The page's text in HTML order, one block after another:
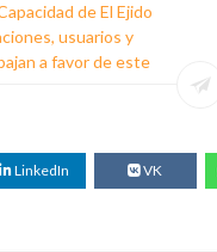
de El Ejido
usuarios y
a favor de este
LinkedIn VK